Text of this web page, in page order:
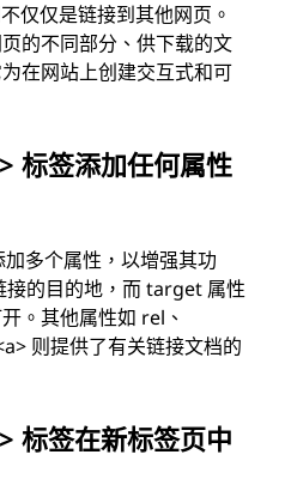
仅仅是链接到其他网页。
的不同部分、供下载的文
在网站上创建交互式和可
标签添加任何属性
多个属性，以增强其功
的目的地，而 target 属性
。其他属性如 rel、
则提供了有关链接文档的
标签在新标签页中